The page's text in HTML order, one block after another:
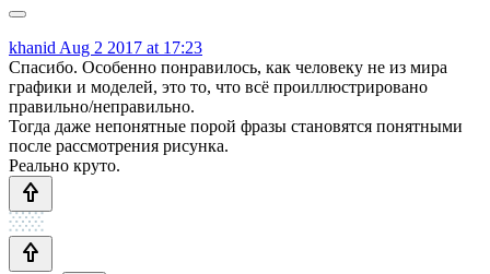
khanid Aug 2 2017 at 17:23
Спасибо. Особенно понравилось, как человеку не из мира
графики и моделей, это то, что всё проиллюстрировано
правильно/неправильно.
Тогда даже непонятные порой фразы становятся понятными
после рассмотрения рисунка.
Реально круто.